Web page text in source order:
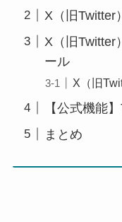
X（旧Twitter
X（旧Twitter
ール
X（旧
【公式機能
まとめ